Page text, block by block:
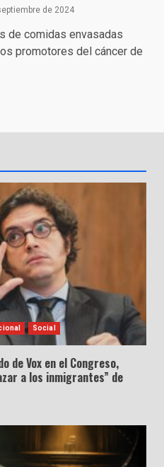
de 2024
de comidas envasadas
promotores del cáncer de
Social
de Vox en el Congreso,
a los inmigrantes” de